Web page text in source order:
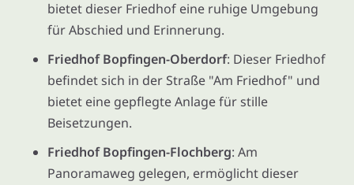
bietet dieser Friedhof eine ruhige Umgebung
für Abschied und Erinnerung.
Friedhof Bopfingen-Oberdorf: Dieser Friedhof
befindet sich in der Straße "Am Friedhof" und
bietet eine gepflegte Anlage für stille
Beisetzungen.
Friedhof Bopfingen-Flochberg: Am
Panoramaweg gelegen, ermöglicht dieser